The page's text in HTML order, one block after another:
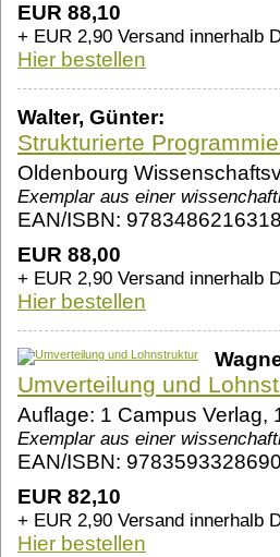
EUR 88,10
+ EUR 2,90 Versand innerhalb
Hier bestellen
Walter, Günter:
Strukturierte
Oldenbourg
Exemplar aus einer
EAN/ISBN: 9783486216318
EUR 88,00
+ EUR 2,90 Versand innerhalb
Hier bestellen
Umverteilung und
Auflage: 1 Campus Verlag,
Exemplar aus einer
EAN/ISBN: 9783593328690
EUR 82,10
+ EUR 2,90 Versand innerhalb
Hier bestellen